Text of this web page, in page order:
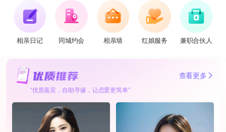
相亲日记 同城约会 相亲墙 红娘服务 兼职合伙人
查看更多
“优质嘉宾，自助寻缘，让恋爱更简单”